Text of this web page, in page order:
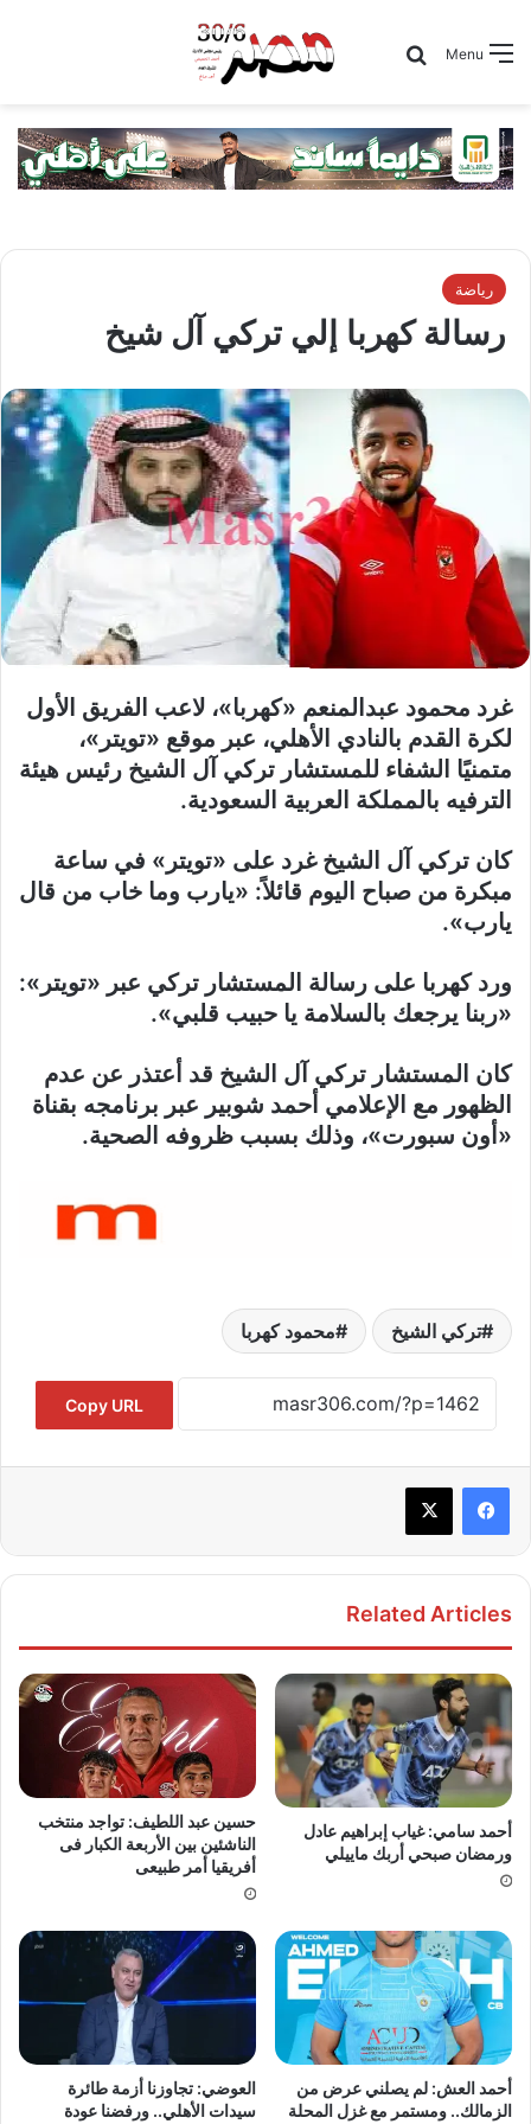
Menu
Search for
رياضة
رسالة كهربا إلي تركي آل شيخ
غرد محمود عبدالمنعم «كهربا»، لاعب الفريق الأول
لكرة القدم بالنادي الأهلي، عبر موقع «تويتر»،
متمنيًا الشفاء للمستشار تركي آل الشيخ رئيس هيئة
الترفيه بالمملكة العربية السعودية.
كان تركي آل الشيخ غرد على «تويتر» في ساعة
مبكرة من صباح اليوم قائلاً: «يارب وما خاب من قال
يارب».
ورد كهربا على رسالة المستشار تركي عبر «تويتر»:
«ربنا يرجعك بالسلامة يا حبيب قلبي».
كان المستشار تركي آل الشيخ قد أعتذر عن عدم
الظهور مع الإعلامي أحمد شوبير عبر برنامجه بقناة
«أون سبورت»، وذلك بسبب ظروفه الصحية.
تركي الشيخ محمود كهربا
Copy URL
Related Articles
أحمد سامي: غياب إبراهيم عادل
ورمضان صبحي أربك ماييلي
حسين عبد اللطيف: تواجد منتخب
الناشئين بين الأربعة الكبار فى
أفريقيا أمر طبيعى
أحمد العش: لم يصلني عرض من
الزمالك.. ومستمر مع غزل المحلة
العوضي: تجاوزنا أزمة طائرة
سيدات الأهلي.. ورفضنا عودة